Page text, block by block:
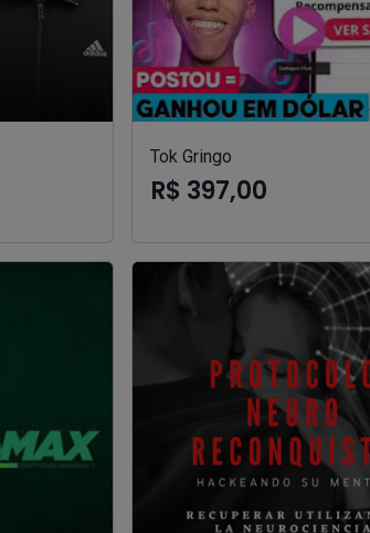
Tok Gringo
R$ 397,00